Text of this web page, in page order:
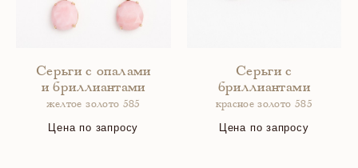
Серьги с опалами
и бриллиантами
желтое золото 585
Цена по запросу
Серьги с
бриллиантами
красное золото 585
Цена по запросу